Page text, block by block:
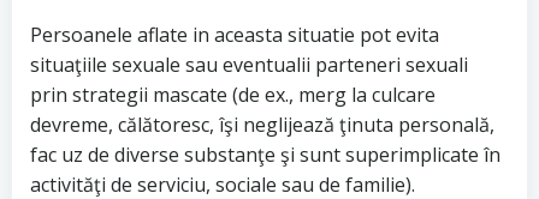
Persoanele aflate in aceasta situatie pot evita
situaţiile sexuale sau eventualii parteneri sexuali
prin strategii mascate (de ex., merg la culcare
devreme, călătoresc, îşi neglijează ţinuta personală,
fac uz de diverse substanţe şi sunt superimplicate în
activităţi de serviciu, sociale sau de familie).